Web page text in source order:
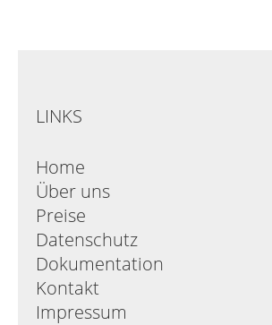
LINKS
Home
Über uns
Preise
Datenschutz
Dokumentation
Kontakt
Impressum